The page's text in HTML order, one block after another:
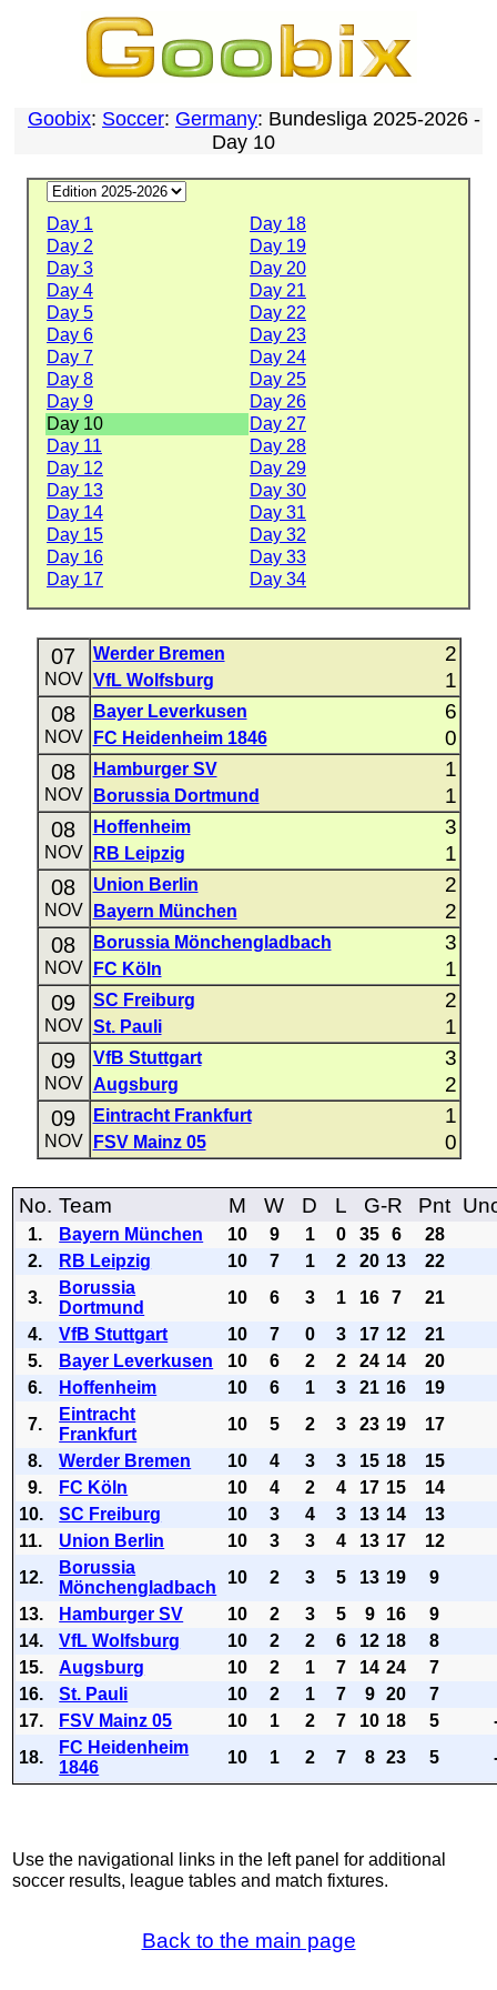
Goobix: Soccer: Germany: Bundesliga 2025-2026 -
Day 10
Day 1
Day 18
Day 2
Day 19
Day 3
Day 20
Day 4
Day 21
Day 5
Day 22
Day 6
Day 23
Day 7
Day 24
Day 8
Day 25
Day 9
Day 26
Day 10
Day 27
Day 11
Day 28
Day 12
Day 29
Day 13
Day 30
Day 14
Day 31
Day 15
Day 32
Day 16
Day 33
Day 17
Day 34
07
NOV
Werder Bremen 2
VfL Wolfsburg 1
08
NOV
Bayer Leverkusen 6
FC Heidenheim 1846 0
08
NOV
Hamburger SV 1
Borussia Dortmund 1
08
NOV
Hoffenheim 3
RB Leipzig 1
08
NOV
Union Berlin 2
Bayern München 2
08
NOV
Borussia Mönchengladbach 3
FC Köln 1
09
NOV
SC Freiburg 2
St. Pauli 1
09
NOV
VfB Stuttgart 3
Augsburg 2
09
NOV
Eintracht Frankfurt 1
FSV Mainz 05 0
No. Team M W D L G-R Pnt
1. Bayern München 10 9 1 0 35 6 28
2.
RB Leipzig 10 7 1 2 20 13 22
3.
Borussia
Dortmund
10 6 3 1 16 7
21
4.
VfB Stuttgart 10 7 0 3 17 12
21
5.
Bayer Leverkusen 10 6 2 2 24 14
20
6.
Hoffenheim 10 6 1 3 21 16
19
7.
Eintracht
Frankfurt
10 5 2 3 23 19
17
8.
Werder Bremen 10 4 3 3 15 18
15
9.
FC Köln 10 4 2 4 17 15
14
10.
SC Freiburg 10 3 4 3 13 14
13
11.
Union Berlin 10 3 3 4 13 17
12
12.
Borussia
Mönchengladbach
10 2 3 5 13 19
9
13.
Hamburger SV 10 2 3 5 9 16
9
14.
VfL Wolfsburg 10 2 2 6 12 18
8
15.
Augsburg 10 2 1 7 14 24
7
16.
St. Pauli 10 2 1 7 9 20
7
17.
FSV Mainz 05 10 1 2 7 10 18 5
18.
FC Heidenheim
1846
10 1 2 7 8 23 5
Use the navigational links in the left panel for additional
soccer results, league tables and match fixtures.
Back to the main page